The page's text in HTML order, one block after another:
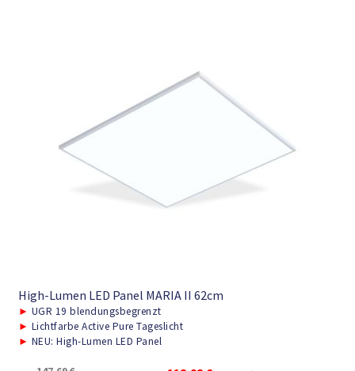
High-Lumen LED Panel MARIA II 62cm
► UGR 19 blendungsbegrenzt
► Lichtfarbe Active Pure Tageslicht
► NEU: High-Lumen LED Panel